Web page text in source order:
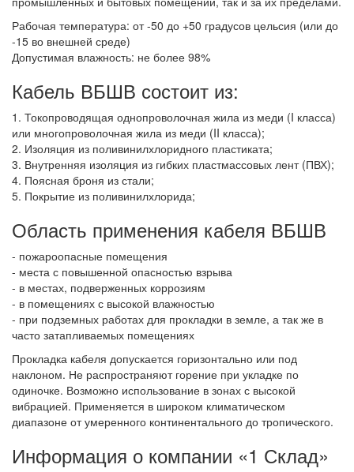
Рабочая температура: от -50 до +50 градусов цельсия (или до
-15 во внешней среде)
Допустимая влажность: не более 98%
Кабель ВБШВ состоит из:
1. Токопроводящая однопроволочная жила из меди (I класса)
или многопроволочная жила из меди (II класса);
2. Изоляция из поливинилхлоридного пластиката;
3. Внутренняя изоляция из гибких пластмассовых лент (ПВХ);
4. Поясная броня из стали;
5. Покрытие из поливинилхлорида;
Область применения кабеля ВБШВ
- пожароопасные помещения
- места с повышенной опасностью взрыва
- в местах, подверженных коррозиям
- в помещениях с высокой влажностью
- при подземных работах для прокладки в земле, а так же в
часто затапливаемых помещениях
Прокладка кабеля допускается горизонтально или под
наклоном. Не распространяют горение при укладке по
одиночке. Возможно использование в зонах с высокой
вибрацией. Применяется в широком климатическом
диапазоне от умеренного континентального до тропического.
Информация о компании «1 Склад»